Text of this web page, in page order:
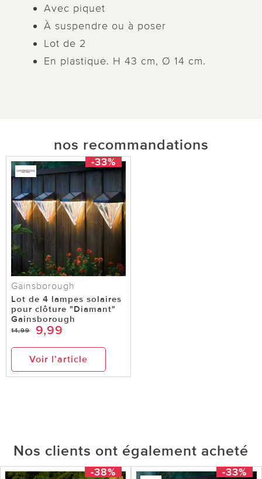
Avec piquet
À suspendre ou à poser
Lot de 2
En plastique. H 43 cm, Ø 14 cm.
nos recommandations
-33%
Gainsborough
Lot de 4 lampes solaires
pour clôture "Diamant"
Gainsborough
14,99 9,99
Voir l’article
Nos clients ont également acheté
-38% -33%